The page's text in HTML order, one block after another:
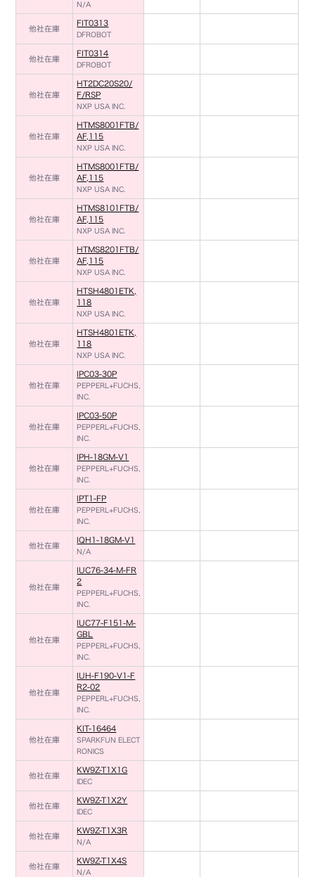
N/A
他社在庫
FIT0313
DFROBOT
他社在庫
FIT0314
DFROBOT
他社在庫
HT2DC20S20/
F/RSP
NXP USA INC.
他社在庫
HTMS8001FTB/
AF,115
NXP USA INC.
他社在庫
HTMS8001FTB/
AF,115
NXP USA INC.
他社在庫
HTMS8101FTB/
AF,115
NXP USA INC.
他社在庫
HTMS8201FTB/
AF,115
NXP USA INC.
他社在庫
HTSH4801ETK,
118
NXP USA INC.
他社在庫
HTSH4801ETK,
118
NXP USA INC.
他社在庫
IPC03-30P
PEPPERL+FUCHS,
INC.
他社在庫
IPC03-50P
PEPPERL+FUCHS,
INC.
他社在庫
IPH-18GM-V1
PEPPERL+FUCHS,
INC.
他社在庫
IPT1-FP
PEPPERL+FUCHS,
INC.
他社在庫
IQH1-18GM-V1
N/A
他社在庫
IUC76-34-M-FR
2
PEPPERL+FUCHS,
INC.
他社在庫
IUC77-F151-M-
GBL
PEPPERL+FUCHS,
INC.
他社在庫
IUH-F190-V1-F
R2-02
PEPPERL+FUCHS,
INC.
他社在庫
KIT-16464
SPARKFUN ELECT
RONICS
他社在庫
KW9Z-T1X1G
IDEC
他社在庫
KW9Z-T1X2Y
IDEC
他社在庫
KW9Z-T1X3R
N/A
他社在庫
KW9Z-T1X4S
N/A